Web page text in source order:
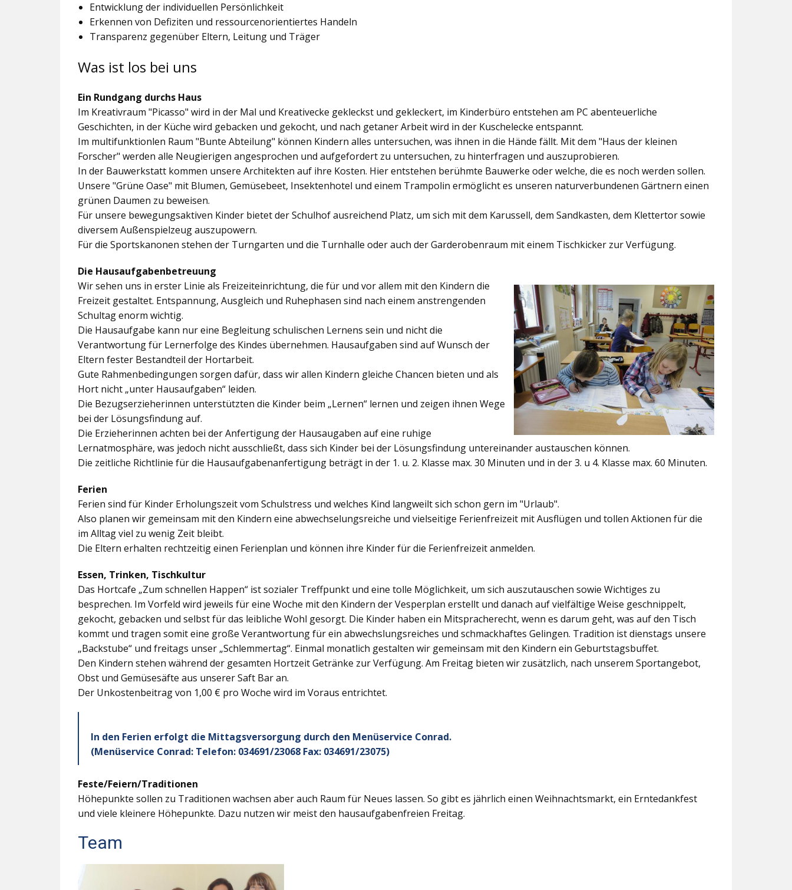
Entwicklung der individuellen Persönlichkeit
Erkennen von Defiziten und ressourcenorientiertes Handeln
Transparenz gegenüber Eltern, Leitung und Träger
Was ist los bei uns
Ein Rundgang durchs Haus
Im Kreativraum "Picasso" wird in der Mal und Kreativecke gekleckst und gekleckert, im Kinderbüro entstehen am PC abenteuerliche
Geschichten, in der Küche wird gebacken und gekocht, und nach getaner Arbeit wird in der Kuschelecke entspannt.
Im multifunktionlen Raum "Bunte Abteilung" können Kindern alles untersuchen, was ihnen in die Hände fällt. Mit dem "Haus der kleinen
Forscher" werden alle Neugierigen angesprochen und aufgefordert zu untersuchen, zu hinterfragen und auszuprobieren.
In der Bauwerkstatt kommen unsere Architekten auf ihre Kosten. Hier entstehen berühmte Bauwerke oder welche, die es noch werden sollen.
Unsere "Grüne Oase" mit Blumen, Gemüsebeet, Insektenhotel und einem Trampolin ermöglicht es unseren naturverbundenen Gärtnern einen
grünen Daumen zu beweisen.
Für unsere bewegungsaktiven Kinder bietet derSchulhofausreichend Platz, um sich mit dem Karussell, dem Sandkasten, dem Klettertor sowie
diversem Außenspielzeug auszupowern.
Für die Sportskanonen stehen der Turngarten und die Turnhalle oder auch derGarderobenraum mit einem Tischkicker zur Verfügung.
Die Hausaufgabenbetreuung
Wir sehen uns in erster Linie als Freizeiteinrichtung, die für und vor allem mit den Kindern die
Freizeit gestaltet. Entspannung, Ausgleich und Ruhephasen sind nach einem anstrengenden
Schultag enorm wichtig.
Die Hausaufgabe kann nur eine Begleitung schulischen Lernens sein und nicht die
Verantwortung für Lernerfolge des Kindes übernehmen. Hausaufgaben sind auf Wunsch der
Eltern fester Bestandteil der Hortarbeit.
Gute Rahmenbedingungen sorgen dafür, dass wir allen Kindern gleiche Chancen bieten und als
Hort nicht „unter Hausaufgaben“ leiden.
Die Bezugserzieherinnen unterstützten die Kinder beim „Lernen“ lernen und zeigen ihnen Wege
bei der Lösungsfindung auf.
Die Erzieherinnen achten bei der Anfertigung der Hausaugaben auf eine ruhige
Lernatmosphäre, was jedoch nicht ausschließt, dass sich Kinder bei der Lösungsfindung untereinander austauschen können.
Die zeitliche Richtlinie für die Hausaufgabenanfertigung beträgt in der 1. u. 2. Klasse max. 30 Minuten und in der 3. u 4. Klasse max. 60 Minuten.
Ferien
Ferien sind für Kinder Erholungszeit vom Schulstress und welches Kind langweilt sich schon gern im "Urlaub".
Also planen wir gemeinsam mit den Kindern eine abwechselungsreiche und vielseitige Ferienfreizeit mit Ausflügen und tollen Aktionen für die
im Alltag viel zu wenig Zeit bleibt.
Die Eltern erhalten rechtzeitig einen Ferienplan und können ihre Kinder für die Ferienfreizeit anmelden.
Essen, Trinken, Tischkultur
Das Hortcafe „Zum schnellen Happen“ ist sozialer Treffpunkt und eine tolle Möglichkeit, um sich auszutauschen sowie Wichtiges zu
besprechen. Im Vorfeld wird jeweils für eine Woche mit den Kindern der Vesperplan erstellt und danach auf vielfältige Weise geschnippelt,
gekocht, gebacken und selbst für das leibliche Wohl gesorgt. Die Kinder haben ein Mitspracherecht, wenn es darum geht, was auf den Tisch
kommt und tragen somit eine große Verantwortung für ein abwechslungsreiches und schmackhaftes Gelingen. Tradition ist dienstags unsere
„Backstube“ und freitags unser „Schlemmertag“. Einmal monatlich gestalten wir gemeinsam mit den Kindern ein Geburtstagsbuffet.
Den Kindern stehen während der gesamten Hortzeit Getränke zur Verfügung. Am Freitag bieten wir zusätzlich, nach unserem Sportangebot,
Obst und Gemüsesäfte aus unserer Saft Bar an.
Der Unkostenbeitrag von 1,00 € pro Woche wird im Voraus entrichtet.
In den Ferien erfolgt die Mittagsversorgung durch den Menüservice Conrad.
(Menüservice Conrad: Telefon: 034691/23068 Fax: 034691/23075)
Feste/Feiern/Traditionen
Höhepunkte sollen zu Traditionen wachsen aber auch Raum für Neues lassen. So gibt es jährlich einen Weihnachtsmarkt, ein Erntedankfest
und viele kleinere Höhepunkte. Dazu nutzen wir meist den hausaufgabenfreien Freitag.
Team